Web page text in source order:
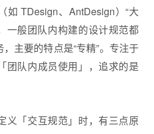
如 TDesign、AntDesign）“大
一般团队内构建的设计规范都
主要的特点是“专精”。专注于
团队内成员使用」，追求的是
义「交互规范」时，有三点原